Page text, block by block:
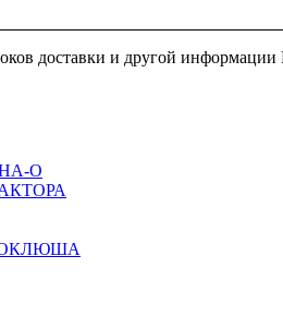
доставки и другой
О